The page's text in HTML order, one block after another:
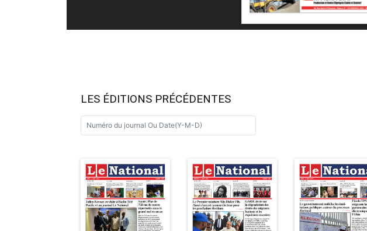
LES ÉDITIONS PRÉCÉDENTES